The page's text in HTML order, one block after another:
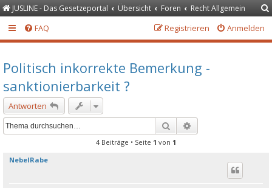
JUSLINE - Das Gesetzeportal Übersicht Foren Recht Allgemein
FAQ Anmelden
Registrieren
Politisch inkorrekte Bemerkung -
sanktionierbarkeit ?
Antworten
Suche
4 Beiträge • Seite 1 von 1
NebelRabe